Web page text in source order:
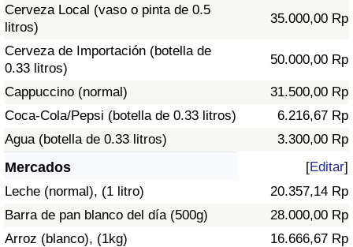
Cerveza Local (vaso o pinta de 0.5
litros)
35.000,00 Rp
Cerveza de Importación (botella de
0.33 litros)
50.000,00 Rp
Cappuccino (normal)
31.500,00 Rp
Coca-Cola/Pepsi (botella de 0.33 litros)
6.216,67 Rp
Agua (botella de 0.33 litros)
3.300,00 Rp
Mercados [Editar]
Leche (normal), (1 litro)
20.357,14 Rp
Barra de pan blanco del día (500g)
28.000,00 Rp
Arroz (blanco), (1kg)
16.666,67 Rp
Calificación del Índice de Criminalidad
(Actual)
Índice de Criminalidad
Índice de criminalidad por país
Sanidad
Índice de Sanidad (Actual)